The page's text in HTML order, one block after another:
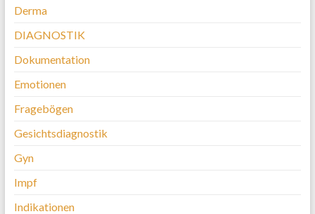
Derma
DIAGNOSTIK
Dokumentation
Emotionen
Fragebögen
Gesichtsdiagnostik
Gyn
Impf
Indikationen